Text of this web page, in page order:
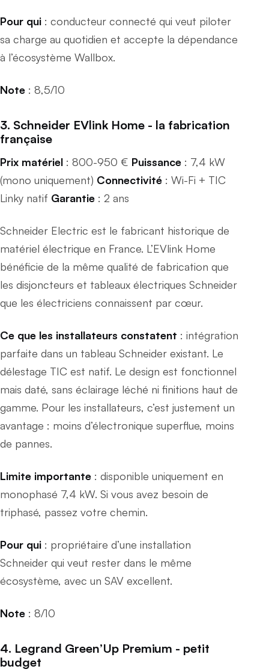
Pour qui : conducteur connecté qui veut piloter
sa charge au quotidien et accepte la dépendance
à l’écosystème Wallbox.
Note : 8,5/10
3. Schneider EVlink Home - la fabrication
française
Prix matériel : 800-950 € Puissance : 7,4 kW
(mono uniquement) Connectivité : Wi-Fi + TIC
Linky natif Garantie : 2 ans
Schneider Electric est le fabricant historique de
matériel électrique en France. L’EVlink Home
bénéficie de la même qualité de fabrication que
les disjoncteurs et tableaux électriques Schneider
que les électriciens connaissent par cœur.
Ce que les installateurs constatent : intégration
parfaite dans un tableau Schneider existant. Le
délestage TIC est natif. Le design est fonctionnel
mais daté, sans éclairage léché ni finitions haut de
gamme. Pour les installateurs, c’est justement un
avantage : moins d’électronique superflue, moins
de pannes.
Limite importante : disponible uniquement en
monophasé 7,4 kW. Si vous avez besoin de
triphasé, passez votre chemin.
Pour qui : propriétaire d’une installation
Schneider qui veut rester dans le même
écosystème, avec un SAV excellent.
Note : 8/10
4. Legrand Green’Up Premium - petit
budget